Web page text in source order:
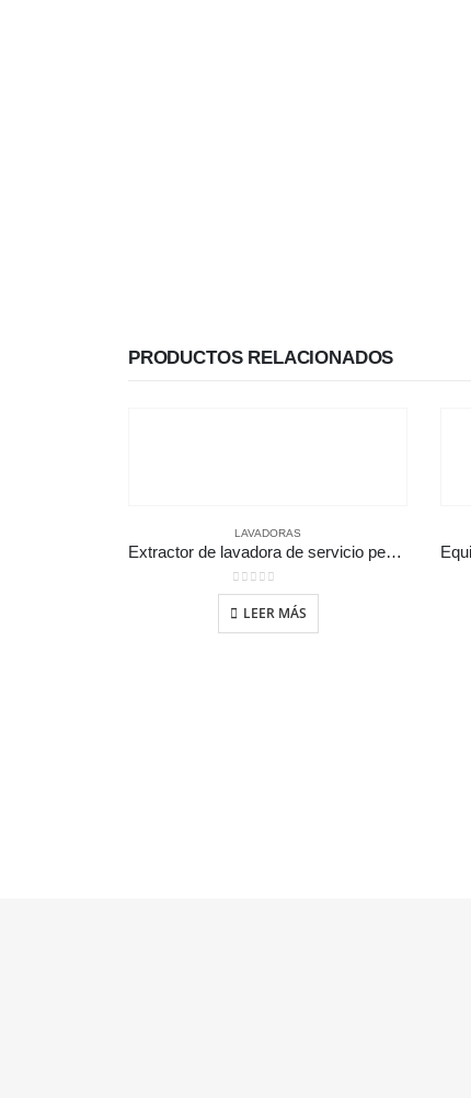
PRODUCTOS RELACIONADOS
LAVADORAS
Extractor de lavadora de servicio pesado
0out of 5
LEER MÁS